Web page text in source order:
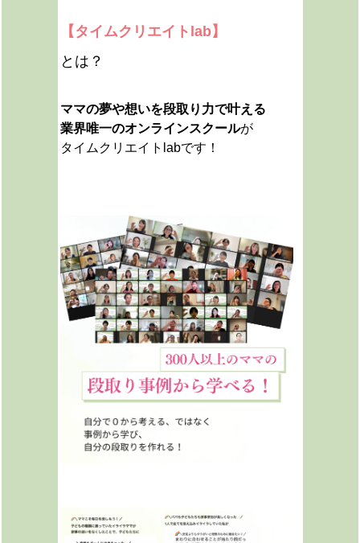
【タイムクリエイトlab】
とは？
ママの夢や想いを段取り力で叶える
業界唯一のオンラインスクールが
タイムクリエイトlabです！